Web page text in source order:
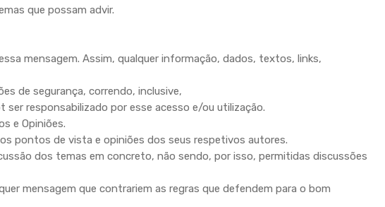
que possam advir.
mensagem. Assim, qualquer informação, dados, textos, links,
de segurança, correndo, inclusive,
responsabilizado por esse acesso e/ou utilização.
e Opiniões.
pontos de vista e opiniões dos seus respetivos autores.
dos temas em concreto, não sendo, por isso, permitidas discussões
mensagem que contrariem as regras que defendem para o bom